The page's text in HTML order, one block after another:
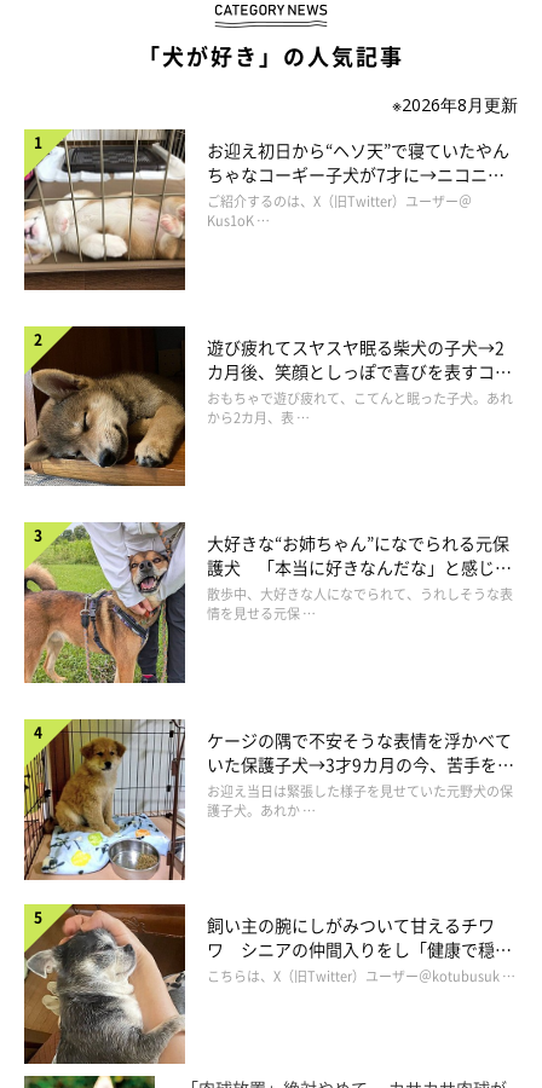
嗅いでも良いんだよ
どうぞー( ´∀｀)
「犬が好き」の人気記事
※2026年8月更新
お迎え初日から“ヘソ天”で寝ていたやん
ちゃなコーギー子犬が7才に→ニコニ
コ“コーギースマイル”が魅力のコに成
長！
ご紹介するのは、X（旧Twitter）ユーザー＠
Kus1oK …
遊び疲れてスヤスヤ眠る柴犬の子犬→2
カ月後、笑顔としっぽで喜びを表すコに
成長！
おもちゃで遊び疲れて、こてんと眠った子犬。あれ
から2カ月、表 …
大好きな“お姉ちゃん”になでられる元保
護犬 「本当に好きなんだな」と感じる
表情にほっこり
散歩中、大好きな人になでられて、うれしそうな表
情を見せる元保 …
ケージの隅で不安そうな表情を浮かべて
いた保護子犬→3才9カ月の今、苦手を克
服し頼もしいコに成長！
お迎え当日は緊張した様子を見せていた元野犬の保
護子犬。あれか …
飼い主の腕にしがみついて甘えるチワ
ワ シニアの仲間入りをし「健康で穏や
かな暮らしが続いてほしい」と願う
こちらは、X（旧Twitter）ユーザー＠kotubusuk …